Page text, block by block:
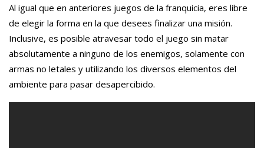
Al igual que en anteriores juegos de la franquicia, eres libre
de elegir la forma en la que desees finalizar una misión.
Inclusive, es posible atravesar todo el juego sin matar
absolutamente a ninguno de los enemigos, solamente con
armas no letales y utilizando los diversos elementos del
ambiente para pasar desapercibido.